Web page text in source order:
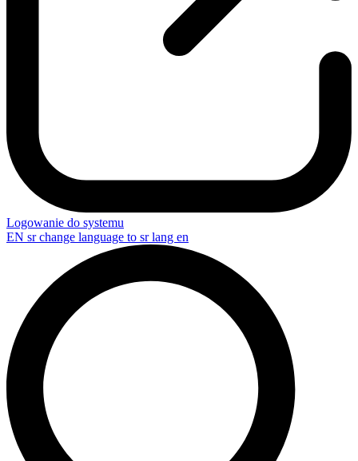
Logowanie do systemu
EN sr change language to sr lang en